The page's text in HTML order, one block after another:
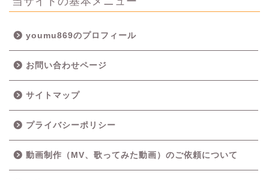
youmu869のプロフィール
お問い合わせページ
サイトマップ
プライバシーポリシー
動画制作（MV、歌ってみた動画）のご依頼について